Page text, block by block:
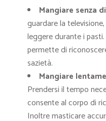
Mangiare senza
guardare la
leggere durante i
permette di
sazietà.
Mangiare
Prendersi il tempo
consente al corpo di
Inoltre masticare